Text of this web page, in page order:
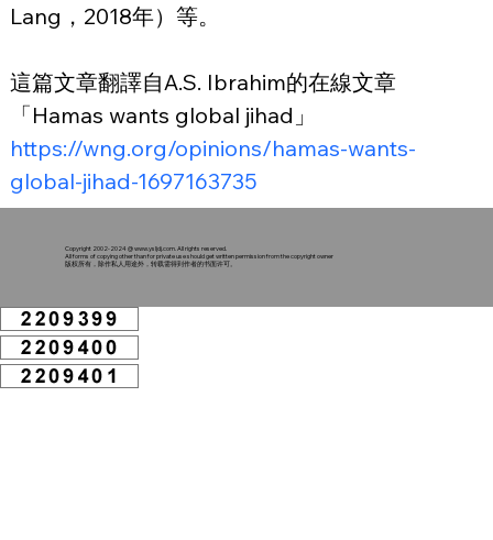
Lang，2018年）等。
這篇文章翻譯自A.S. Ibrahim的在線文章
「Hamas wants global jihad」
https://wng.org/opinions/hamas-wants-
global-jihad-1697163735
Copyright 2002-2024 @www.ysljdj.com. All rights reserved.
All forms of copying other than for private use should get written permission from the copyright owner
版权所有，除作私人用途外，转载需得到作者的书面许可。